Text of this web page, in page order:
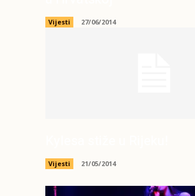
Vijesti 27/06/2014
Vijesti 21/05/2014